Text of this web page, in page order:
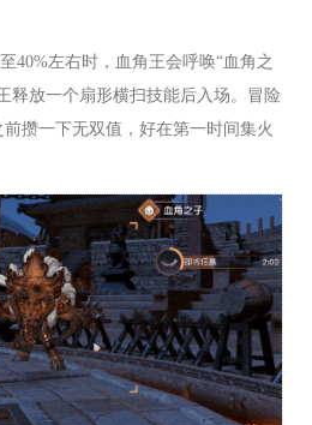
左右时，血角王会呼唤“血角之
释放一个扇形横扫技能后入场。冒险
攒一下无双值，好在第一时间集火